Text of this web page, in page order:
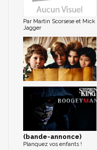
Par Martin Scorsese et Mick
Jagger
(bande-annonce)
Planquez vos enfants !